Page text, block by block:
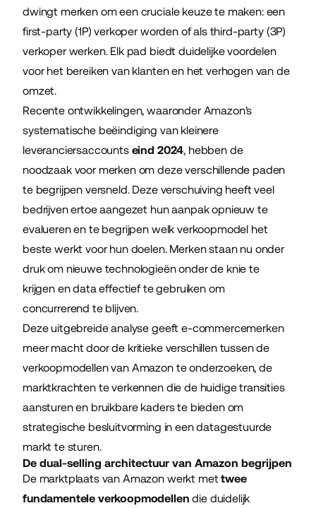
dwingt merken om een cruciale keuze te maken: een
first-party (1P) verkoper worden of als third-party (3P)
verkoper werken. Elk pad biedt duidelijke voordelen
voor het bereiken van klanten en het verhogen van de
omzet.
Recente ontwikkelingen, waaronder Amazon's
systematische beëindiging van kleinere
leveranciersaccounts eind 2024, hebben de
noodzaak voor merken om deze verschillende paden
te begrijpen versneld. Deze verschuiving heeft veel
bedrijven ertoe aangezet hun aanpak opnieuw te
evalueren en te begrijpen welk verkoopmodel het
beste werkt voor hun doelen. Merken staan nu onder
druk om nieuwe technologieën onder de knie te
krijgen en data effectief te gebruiken om
concurrerend te blijven.
Deze uitgebreide analyse geeft e-commercemerken
meer macht door de kritieke verschillen tussen de
verkoopmodellen van Amazon te onderzoeken, de
marktkrachten te verkennen die de huidige transities
aansturen en bruikbare kaders te bieden om
strategische besluitvorming in een datagestuurde
markt te sturen.
De dual-selling architectuur van Amazon begrijpen
De marktplaats van Amazon werkt mettwee
fundamentele verkoopmodellen die duidelijk